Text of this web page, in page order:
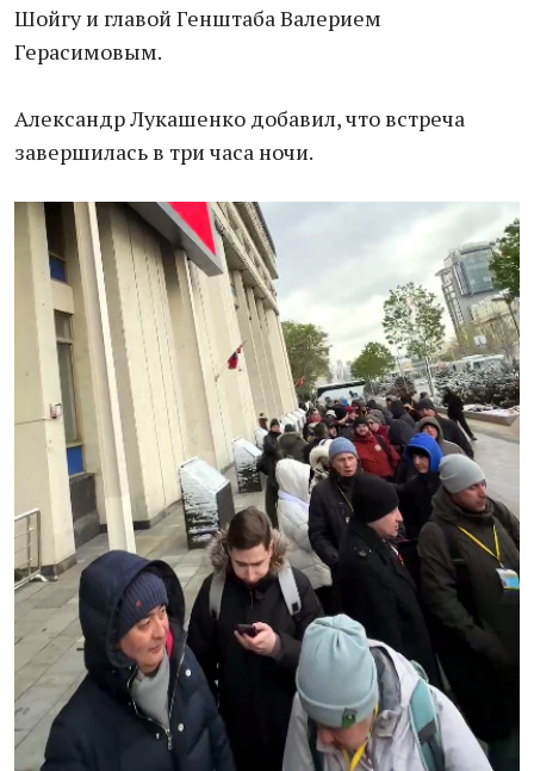
Шойгу и главой Генштаба Валерием
Герасимовым.
Александр Лукашенко добавил, что встреча
завершилась в три часа ночи.